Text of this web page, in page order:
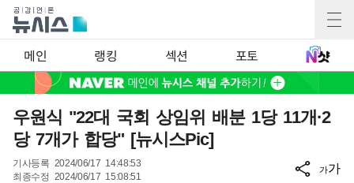
메인 랭킹 섹션 포토
우원식 "22대 국회 상임위 배분 1당 11개·2
당 7개가 합당" [뉴시스Pic]
기사등록 2024/06/17 14:48:53
최종수정 2024/06/17 15:08:51
가가